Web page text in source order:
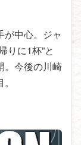
が中心。ジャ
りに1杯”と
。今後の川崎